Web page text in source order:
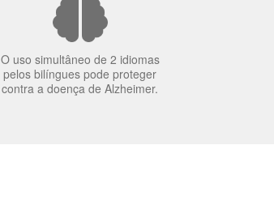
O uso simultâneo de 2 idiomas
pelos bilíngues pode proteger
contra a doença de Alzheimer.